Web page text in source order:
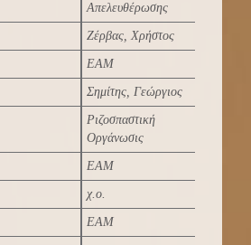
Απελευθέρωσης
Ζέρβας, Χρήστος
ΕΑΜ
Σημίτης, Γεώργιος
Ριζοσπαστική
Οργάνωσις
ΕΑΜ
χ.ο.
ΕΑΜ